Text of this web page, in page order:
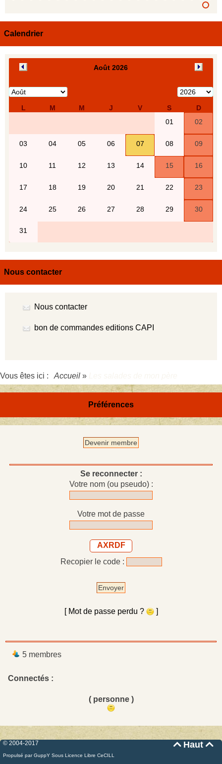
Calendrier
Nous contacter
Nous contacter
bon de commandes editions CAPI
Vous êtes ici : Accueil »
Préférences
Devenir membre
Se reconnecter :
Votre nom (ou pseudo) :
Votre mot de passe
AXRDF
Recopier le code :
Envoyer
[ Mot de passe perdu ? ]
5 membres
Connectés :
( personne )
Haut 
© 2004-2017
Propulsé par GuppY Sous Licence Libre CeCILL